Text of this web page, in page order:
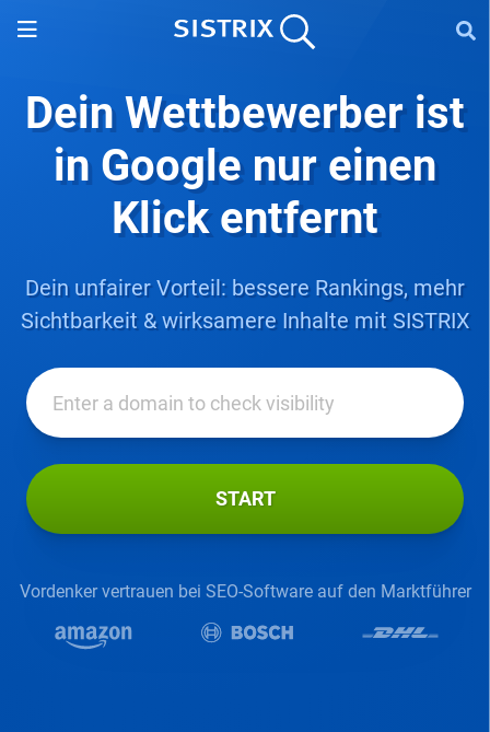
Dein Wettbewerber ist
inGoogle nur einen
Klick entfernt
Dein unfairer Vorteil: bessere Rankings, mehr
Sichtbarkeit & wirksamere Inhalte mit SISTRIX
START
Vordenker vertrauen bei SEO-Software auf den Marktführer